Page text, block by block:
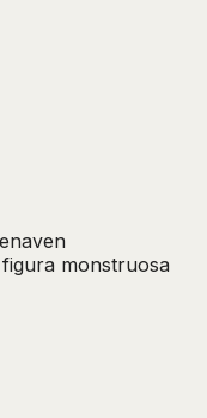
monstruosa